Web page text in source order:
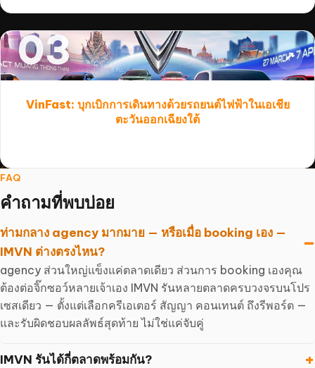
03 ↗
VinFast: บุกเบิกการเดินทางด้วยรถยนต์ไฟฟ้าในเอเชีย
ตะวันออกเฉียงใต้
FAQ
คำถามที่พบบ่อย
ท่ามกลาง agency มากมาย — หรือเมื่อ booking เอง —
IMVN ต่างตรงไหน?
agency ส่วนใหญ่แข็งแค่ตลาดเดียว ส่วนการ booking เองคุณ
ต้องต่อจิ๊กซอว์หลายเจ้าเอง IMVN รันหลายตลาดครบวงจรบนโปร
เซสเดียว — ตั้งแต่เลือกครีเอเตอร์ สัญญา คอนเทนต์ ถึงรีพอร์ต —
และรับผิดชอบผลลัพธ์สุดท้าย ไม่ใช่แค่จับคู่
IMVN รันได้กี่ตลาดพร้อมกัน?